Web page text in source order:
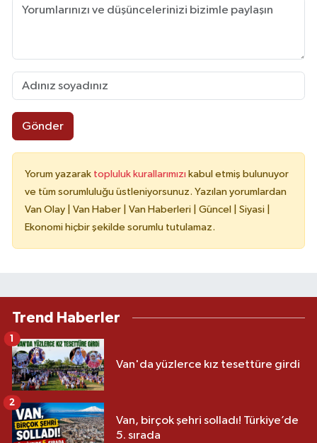
Gönder
Yorum yazarak topluluk kurallarımızı kabul etmiş bulunuyor
ve tüm sorumluluğu üstleniyorsunuz. Yazılan yorumlardan
Van Olay | Van Haber | Van Haberleri | Güncel | Siyasi |
Ekonomi hiçbir şekilde sorumlu tutulamaz.
Trend Haberler
Van'da yüzlerce kız tesettüre girdi
1
Van, birçok şehri solladı! Türkiye’de
5. sırada
2